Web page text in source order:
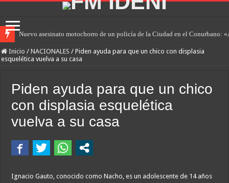
Nuevo asesinato motochorro de un policía de la Ciudad en el Conurbano:
Inicio / NACIONALES / Piden ayuda para que un chico con displasia
esquelética vuelva a su casa
Piden ayuda para que un chico
con displasia esquelética
vuelva a su casa
Ignacio Gauto, conocido como Nacho, es un adolescente de 14 años